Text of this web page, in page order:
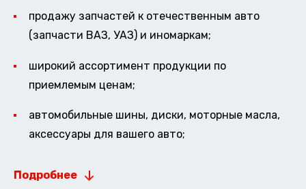
продажу запчастей к отечественным авто
(запчасти ВАЗ, УАЗ) и иномаркам;
широкий ассортимент продукции по
приемлемым ценам;
автомобильные шины, диски, моторные масла,
аксессуары для вашего авто;
Подробнее